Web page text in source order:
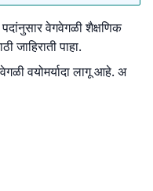
पदांनुसार वेगवेगळी शैक्षणिक
जाहिराती पाहा.
वयोमर्यादा लागू आहे. अ